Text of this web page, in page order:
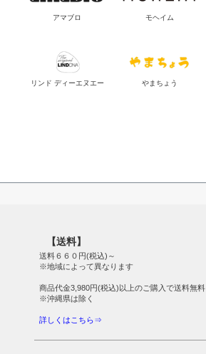
アマブロ モヘイム
リンド ディーエヌエー やまちょう
【送料】
送料６６０円(税込)～
※地域によって異なります
商品代金3,980円(税込)以上のご購入で送料無料
※沖縄県は除く
詳しくはこちら⇒